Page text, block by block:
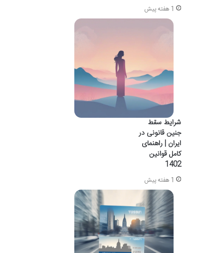
1 هفته پیش
شرایط سقط
جنین قانونی در
ایران | راهنمای
کامل قوانین
1402
1 هفته پیش